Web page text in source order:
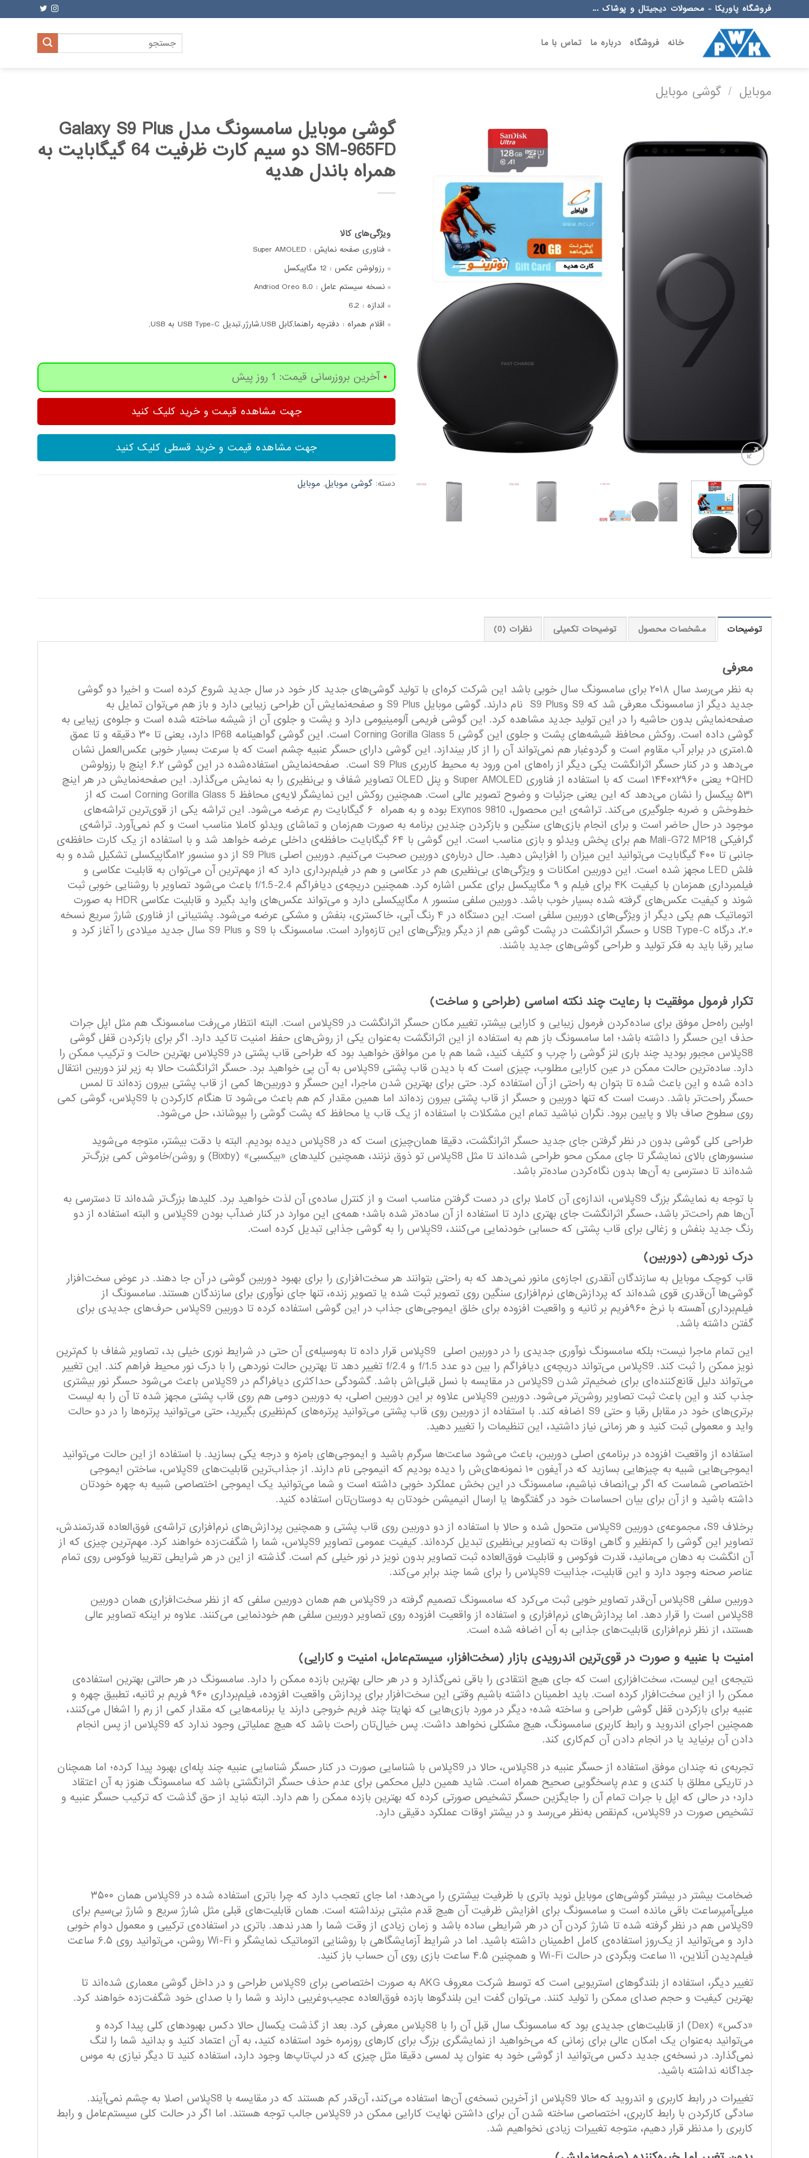
to
فروشگاه پاوریکا - محصولات دیجیتال و پوشاک ...
خانه فروشگاه درباره ما تماس با ما
جستجو
برای:
موبایل / گوشی موبایل
گوشی موبایل سامسونگ مدل Galaxy S9 Plus
SM-965FD دو سیم کارت ظرفیت 64 گیگابایت به
همراه باندل هدیه
فناوری صفحه‌ نمایش : Super AMOLED
رزولوشن عکس : 12 مگاپیکسل
نسخه سیستم عامل : Andriod Oreo 8.0
اندازه : 6.2
اقلام همراه : دفترچه‌ راهنما,کابل USB,شارژر,تبدیل USB Type-C به USB,
آخرین بروزرسانی قیمت: 1 روز پیش
جهت مشاهده قیمت و خرید کلیک کنید
جهت مشاهده قیمت و خرید قسطی کلیک کنید
دسته: گوشی موبایل, موبایل
توضیحات مشخصات محصول توضیحات تکمیلی نظرات (0)
معرفی
به نظر می‌رسد سال ۲۰۱۸ برای سامسونگ سال خوبی باشد این شرکت کره‌ای با تولید گوشی‌های جدید کار خود در سال جدید شروع کرده است و اخیرا دو گوشی
جدید دیگر از سامسونگ معرفی شد که S9 وS9 Plus نام دارند. گوشی موبایل S9 Plus و صفحه‌نمایش آن طراحی زیبایی دارد و باز هم می‌توان تمایل به
صفحه‌نمایش بدون حاشیه را در این تولید جدید مشاهده کرد. این گوشی فریمی آلومینیومی دارد و پشت و جلوی آن از شیشه ساخته شده است و جلوه‌ی زیبایی به
گوشی داده است. روکش محافظ شیشه‌های پشت و جلوی این گوشی Corning Gorilla Glass 5 است. این گوشی گواهینامه IP68 دارد، یعنی تا ۳۰ دقیقه و تا عمق
۱.۵متری در برابر آب مقاوم است و گردوغبار هم نمی‌تواند آن را از کار بیندازد. این گوشی دارای حسگر عنبیه چشم است که با سرعت بسیار خوبی عکس‌العمل نشان
می‌دهد و در کنار حسگر اثرانگشت یکی دیگر از راه‌های امن ورود به محیط کاربری S9 Plus است. صفحه‌نمایش استفاده‌شده در این گوشی ۶.۲ اینچ با رزولوشن
QHD+ یعنی ۱۴۴۰x۲۹۶۰ است که با استفاده از فناوری Super AMOLED و پنل OLED تصاویر شفاف و بی‌نظیری را به نمایش می‌گذارد. این صفحه‌نمایش در هر اینچ
۵۳۱ پیکسل را نشان می‌دهد که این یعنی جزئیات و وضوح تصویر عالی است. همچنین روکش این نمایشگر لایه‌ی محافظ Corning Gorilla Glass 5 است که از
خط‌وخش و ضربه جلوگیری می‌کند. تراشه‌ی این محصول، Exynos 9810 بوده و به همراه ۶ گیگابایت رم عرضه می‌شود. این تراشه یکی از قوی‌ترین تراشه‌های
موجود در حال حاضر است و برای انجام بازی‌های سنگین و بازکردن چندین برنامه به صورت هم‌زمان و تماشای ویدئو کاملا مناسب است و کم نمی‌آورد. تراشه‌ی
گرافیکی Mali-G72 MP18 هم برای پخش ویدئو و بازی مناسب است. این گوشی با ۶۴ گیگابایت حافظه‌ی داخلی عرضه خواهد شد و با استفاده از یک کارت حافظه‌ی
جانبی تا ۴۰۰ گیگابایت می‌توانید این میزان را افزایش دهید. حال درباره‌ی دوربین صحبت می‌کنیم. دوربین اصلی S9 Plus از دو سنسور ۱۲مگاپیکسلی تشکیل شده و به
فلش LED مجهز شده است. این دوربین امکانات و ویژگی‌های بی‌نظیری هم در عکاسی و هم در فیلم‌برداری دارد که از مهم‌ترین آن می‌توان به قابلیت عکاسی و
فیلمبرداری همزمان با کیفیت ۴K برای فیلم و ۹ مگاپیکسل برای عکس اشاره کرد. همچنین دریچه‌ی دیافراگم f/1.5-2.4 باعث می‌شود تصاویر با روشنایی خوبی ثبت
شوند و کیفیت عکس‌های گرفته شده بسیار خوب باشد. دوربین سلفی سنسور ۸ مگاپیکسلی دارد و می‌تواند عکس‌های واید بگیرد و قابلیت عکاسی HDR به صورت
اتوماتیک هم یکی دیگر از ویژگی‌های دوربین سلفی است. این دستگاه در ۴ رنگ آبی، خاکستری، بنفش و مشکی عرضه می‌شود. پشتیبانی از فناوری شارژ سریع نسخه
۲.۰، درگاه USB Type-C و حسگر اثرانگشت در پشت گوشی هم از دیگر ویژگی‌های این تازه‌وارد است. سامسونگ با S9 و S9 Plus سال جدید میلادی را آغاز کرد و
سایر رقبا باید به فکر تولید و طراحی گوشی‌های جدید باشند.
تکرار فرمول موفقیت با رعایت چند نکته اساسی (طراحی و ساخت)
اولین راه‌حل موفق برای ساده‌کردن فرمول زیبایی و کارایی بیشتر، تغییر مکان حسگر اثرانگشت در S9پلاس است. البته انتظار می‌رفت سامسونگ هم مثل اپل جرات
حذف این حسگر را داشته باشد؛ اما سامسونگ باز هم به استفاده از این اثرانگشت به‌عنوان یکی از روش‌های حفظ امنیت تاکید دارد. اگر برای بازکردن قفل گوشی
S8پلاس مجبور بودید چند باری لنز گوشی را چرب و کثیف کنید، شما هم با من موافق خواهید بود که طراحی قاب پشتی در S9پلاس بهترین حالت و ترکیب ممکن را
دارد. ساده‌ترین حالت ممکن در عین کارایی مطلوب، چیزی است که با دیدن قاب پشتی S9پلاس به آن پی خواهید برد. حسگر اثرانگشت حالا به زیر لنز دوربین انتقال
داده شده و این باعث شده تا بتوان به راحتی از آن استفاده کرد. حتی برای بهترین شدن ماجرا، این حسگر و دوربین‌ها کمی از قاب پشتی بیرون زده‌اند تا لمس
حسگر راحت‌تر باشد. درست است که تنها دوربین و حسگر از قاب پشتی بیرون زده‌اند اما همین مقدار کم هم باعث می‌شود تا هنگام کارکردن با S9پلاس، گوشی کمی
روی سطوح صاف بالا و پایین برود. نگران نباشید تمام این مشکلات با استفاده از یک قاب یا محافظ که پشت گوشی را بپوشاند، حل می‌شود.
طراحی کلی گوشی بدون در نظر گرفتن جای جدید حسگر اثرانگشت، دقیقا همان‌چیزی است که در S8پلاس دیده بودیم. البته با دقت بیشتر، متوجه می‌شوید
سنسورهای بالای نمایشگر تا جای ممکن محو طراحی شده‌اند تا مثل S8پلاس تو ذوق نزنند، همچنین کلیدهای‌ «بیکسبی» (Bixby) و روشن/خاموش کمی بزرگ‌تر
شده‌اند تا دسترسی به آن‌ها بدون نگاه‌کردن ساده‌تر باشد.
با توجه به نمایشگر بزرگ S9پلاس، اندازه‌ی آن کاملا برای در دست گرفتن مناسب است و از کنترل ساده‌ی آن لذت خواهید برد. کلید‌ها بزرگ‌تر شده‌اند تا دسترسی به
آن‌ها هم راحت‌تر باشد، حسگر اثرانگشت جای بهتری دارد تا استفاده از آن ساده‌تر شده باشد؛ همه‌ی این موارد در کنار ضدآب بودن S9پلاس و البته استفاده از دو
رنگ جدید بنفش و زغالی برای قاب پشتی که حسابی خودنمایی می‌کنند، S9پلاس را به گوشی جذابی تبدیل کرده است.
درک نوردهی (دوربین)
قاب کوچک موبایل به سازندگان آنقدری اجازه‌ی مانور نمی‌دهد که به راحتی بتوانند هر سخت‌افزاری را برای بهبود دوربین گوشی‌ در آن جا دهند. در عوض سخت‌افزار
گوشی‌ها آن‌قدری قوی شده‌اند که پردازش‌های نرم‌افزاری سنگین روی تصویر ثبت شده یا تصویر زنده، تنها جای نوآوری برای سازندگان هستند. سامسونگ از
فیلم‌برداری آهسته با نرخ ۹۶۰فریم بر ثانیه و واقعیت افزوده برای خلق ایموجی‌های جذاب در این گوشی استفاده کرده تا دوربین S9پلاس حرف‌های جدیدی برای
گفتن داشته باشد.
این تمام ماجرا نیست؛ بلکه سامسونگ نوآوری جدیدی را در دوربین اصلی S9پلاس قرار داده تا به‌وسیله‌ی آن حتی در شرایط نوری خیلی بد، تصاویر شفاف با کم‌ترین
نویز ممکن را ثبت کند. S9پلاس می‌تواند دریچه‌ی دیافراگم را بین دو عدد f/1.5 و f/2.4 تغییر دهد تا بهترین حالت نوردهی را با درک نور محیط فراهم کند. این تغییر
می‌تواند دلیل قانع‌کننده‌ای برای ضخیم‌تر شدن S9پلاس در مقایسه با نسل قبلی‌اش باشد. گشودگی حداکثری دیافراگم در S9پلاس باعث می‌شود حسگر نور بیشتری
جذب ‌کند و این باعث ثبت تصاویر روشن‌تر‌ می‌شود. دوربین S9پلاس علاوه بر این دوربین اصلی، به دوربین دومی هم روی قاب پشتی مجهز شده تا آن را به لیست
برتری­‌های خود در مقابل رقبا و حتی S9 اضافه کند. با استفاده از دوربین روی قاب پشتی می­‌توانید پرتره‌­های کم‌­نظیری بگیرید، حتی می‌­توانید پرتر‌ه­‌ها را در دو حالت
واید و معمولی ثبت کنید و هر زمانی نیاز داشتید، این تنظیمات را تغییر دهید.
استفاده از واقعیت افزوده در برنامه‌ی اصلی دوربین، باعث می‌شود ساعت‌ها سرگرم باشید و ایموجی‌های بامزه و درجه یکی بسازید. با استفاده از این حالت می‌توانید
ایموجی‌هایی شبیه به چیزهایی بسازید که در آیفون ۱۰ نمونه‌های‌ش را دیده بودیم که انیموجی نام دارند. از جذاب‌ترین قابلیت‌های S9پلاس، ساختن ایموجی
اختصاصی شماست که اگر بی‌انصاف نباشیم، سامسونگ در این بخش عملکرد خوبی داشته است و شما می‌توانید یک ایموجی اختصاصی شبیه به چهره خودتان
داشته باشید و از آن برای بیان احساسات خود در گفتگو‌ها یا ارسال انیمیشن خودتان به دوستان‌تان استفاده کنید.
برخلاف S9، مجموعه‌­ی دوربین S9پلاس متحول شده و حالا با استفاده از دو دوربین روی قاب پشتی و همچنین پردازش‌های نرم‌افزاری تراشه‌ی فوق‌العاده قدرتمندش،
تصاویر این گوشی را کم‌نظیر و گاهی اوقات به تصاویر بی‌نظیری تبدیل کرده‌اند. کیفیت عمومی تصاویر S9پلاس، شما را شگفت‌زده خواهند کرد. مهم‌ترین چیزی که از
آن انگشت به دهان می‌مانید، قدرت فوکوس و قابلیت فوق‌العاده ثبت تصاویر بدون نویز در نور خیلی کم است. گذشته از این در هر شرایطی تقریبا فوکوس روی تمام
عناصر صحنه وجود دارد و این قابلیت، جذابیت S9پلاس را برای شما چند برابر می‌کند.
دوربین سلفی S8پلاس آن‌قدر تصاویر خوبی ثبت می‌کرد که سامسونگ تصمیم گرفته در S9پلاس هم همان دوربین سلفی که از نظر سخت‌افزاری همان دوربین
S8پلاس است را قرار دهد. اما پردازش‌های نرم‌افزاری و استفاده از واقعیت افزوده روی تصاویر دوربین سلفی هم خودنمایی می‌کنند. علاوه بر اینکه تصاویر عالی
هستند، از نظر نرم‌افزاری قابلیت‌های جذابی به آن اضافه شده است.
امنیت با عنبیه و صورت در قوی‌ترین اندرویدی بازار (سخت‌افزار، سیستم‌عامل، امنیت و کارایی)
نتیجه‌ی این لیست، سخت‌افزاری است که جای هیچ انتقادی را باقی نمی‌گذارد و در هر حالی بهترین بازده ممکن را دارد. سامسونگ در هر حالتی بهترین استفاده‌ی
ممکن را از این سخت‌افزار کرده است. باید اطمینان داشته باشیم وقتی این سخت‌افزار برای پردازش واقعیت افزوده، فیلم‌برداری ۹۶۰ فریم بر ثانیه، تطبیق چهره و
عنبیه برای بازکردن قفل گوشی طراحی و ساخته شده؛ دیگر در مورد بازی‌هایی که نهایتا چند فریم خروجی دارند یا برنامه‌هایی که مقدار کمی از رم را اشغال می‌کنند،
همچنین اجرای اندروید و رابط کاربری سامسونگ، هیچ مشکلی نخواهد داشت. پس خیال‌تان راحت باشد که هیچ عملیاتی وجود ندارد که S9پلاس از پس انجام
دادن آن برنیاید یا در انجام دادن آن کم‌کاری کند.
تجربه‌ی نه چندان موفق استفاده از حسگر عنبیه در S8پلاس، حالا در S9پلاس با شناسایی صورت در کنار حسگر شناسایی عنبیه چند پله‌ای بهبود پیدا کرده؛ اما همچنان
در تاریکی مطلق با کندی و عدم پاسخگویی صحیح همراه است. شاید همین دلیل محکمی برای عدم حذف حسگر اثرانگشتی باشد که سامسونگ هنوز به آن اعتقاد
دارد؛ در حالی که اپل با جرات تمام آن را جایگزین حسگر تشخیص صورتی کرده که بهترین بازده ممکن را هم دارد. البته نباید از حق گذشت که ترکیب حسگر عنبیه و
تشخیص صورت در S9پلاس، کم‌نقص به‌نظر می‌رسد و در بیشتر اوقات عملکرد دقیقی دارد.
ضخامت بیشتر در بیشتر گوشی‌های موبایل نوید باتری با ظرفیت بیشتری را می‌دهد؛ اما جای تعجب دارد که چرا باتری استفاده شده در S9پلاس همان ۳۵۰۰
میلی‌آمپر‌ساعت باقی مانده است و سامسونگ برای افزایش ظرفیت آن هیچ قدم مثبتی برنداشته است. همان قابلیت‌های قبلی مثل شارژ سریع و شارژ بی‌سیم برای
S9پلاس هم در نظر گرفته شده تا شارژ کردن آن در هر شرایطی ساده باشد و زمان زیادی از وقت شما را هدر ندهد. باتری در استفاده‌ی ترکیبی و معمول دوام خوبی
دارد و می‌توانید از یک‌روز استفاده‌ی کامل اطمینان داشته باشید. اما در شرایط آزمایشگاهی با روشنایی اتوماتیک نمایشگر و Wi-Fi روشن، می‌توانید روی ۶.۵ ساعت
فیلم‌دیدن آنلاین، ۱۱ ساعت وبگردی در حالت Wi-Fi و همچنین ۴.۵ ساعت بازی روی آن حساب باز کنید.
تغییر دیگر، استفاده از بلندگوهای استریویی است که توسط شرکت معروف AKG به صورت اختصاصی برای S9پلاس طراحی و در داخل گوشی معماری شده‌اند تا
بهترین کیفیت و حجم صدای ممکن را تولید کنند. می‌توان گفت این بلندگو‌ها بازده فوق‌العاده عجیب‌و‌غریبی دارند و شما را با صدای خود شگفت‌زده خواهند کرد.
«دکس» (Dex) از قابلیت‌های جدیدی بود که سامسونگ سال قبل آن را با S8پلاس معرفی کرد. بعد از گذشت یکسال حالا دکس بهبودهای کلی پیدا کرده و
می‌توانید به‌عنوان یک امکان عالی برای زمانی که می‌خواهید از نمایشگری بزرگ برای کارهای روزمره خود استفاده کنید، به آن اعتماد کنید و بدانید شما را لنگ
نمی‌گذارد. در نسخه‌ی جدید دکس می‌توانید از گوشی خود به عنوان پد لمسی دقیقا مثل چیزی که در لپ‌تاپ‌ها وجود دارد، استفاده کنید تا دیگر نیازی به موس
جداگانه نداشته باشید.
تغییرات در رابط کاربری و اندروید که حالا S9پلاس از آخرین نسخه‌ی آن‌ها استفاده می‌کند، آن‌قدر کم هستند که در مقایسه با S8پلاس اصلا به چشم نمی‌آیند.
سادگی کارکردن با رابط کاربری، اختصاصی ساخته شدن آن برای داشتن نهایت کارایی ممکن در S9پلاس جالب توجه هستند. اما اگر در حالت کلی سیستم‌عامل و رابط
کاربری را مدنظر قرار دهیم، متوجه تغییرات زیادی نخواهیم شد.